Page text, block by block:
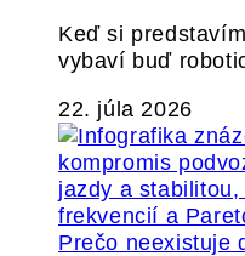
Keď si
vybaví buď
22. júla 2026
Prečo neexistuje